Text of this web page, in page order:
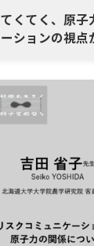
てくてく、原子
ーションの視点